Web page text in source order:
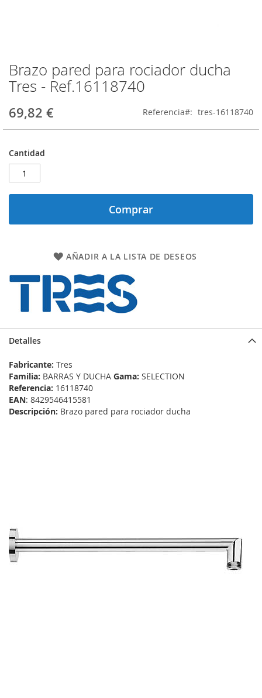
Brazo pared para rociador ducha
Tres - Ref.16118740
69,82 € Referencia tres-16118740
Cantidad
Comprar
AÑADIR A LA LISTA DE DESEOS
Saltar
al
comienzo
la
imágenes
Detalles
Fabricante: Tres
Familia: BARRAS Y DUCHA Gama: SELECTION
Referencia: 16118740
EAN: 8429546415581
Descripción: Brazo pared para rociador ducha